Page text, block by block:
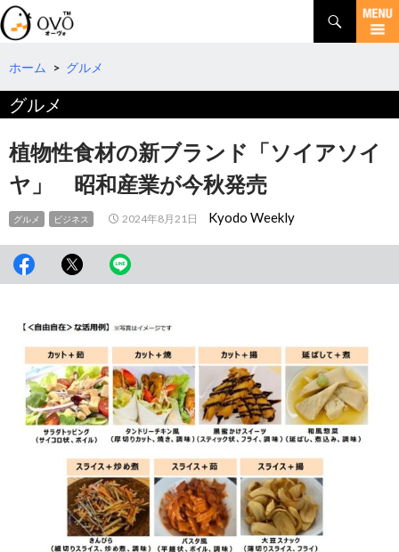
検
索
コ
テ
ツ
へ
動
ホーム > グルメ
グルメ
植物性食材の新ブランド「ソイアソイ
ヤ」 昭和産業が今秋発売
グルメ ビジネス 2024年8月21日 Kyodo Weekly